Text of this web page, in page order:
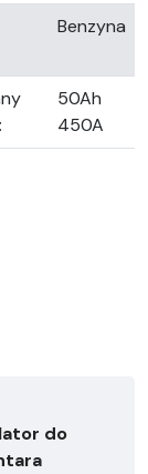
Benzyna
50Ah
450A
do